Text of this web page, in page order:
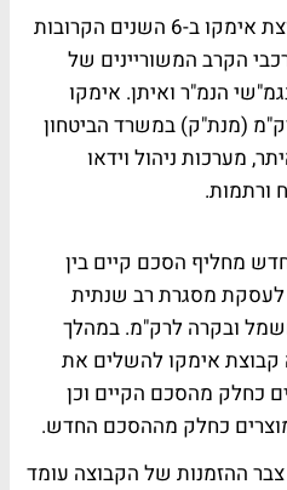
במסגרת ההסכם, תספק קבוצת אימקו ב-6 השנים הקרובות
הקרב המשוריינים של
הנמ"ר ואיתן. אימקו
(מנת"ק) במשרד הביטחון
מערכות ניהול וידאו
ורתמות.
מחליף הסכם קיים בין
2020 בקשר לעסקת מסגרת רב שנתית
ובקרה לרק"מ. במהלך
– 2025 צפויה קבוצת אימקו להשלים את
כחלק מהסכם הקיים וכן
כחלק מההסכם החדש.
ראשון 2024 סך צבר ההזמנות של הקבוצה עומד